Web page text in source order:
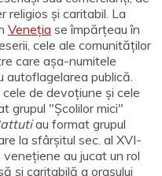
religios și caritabil. La
Veneția se împărțeau în
cele ale comunităților
care așa-numitele
autoflagelarea publică.
de devoțiune și cele
grupul "Școlilor mici"
au format grupul
la sfârșitul sec. al XVI-
au jucat un rol
și caritabilă a orașului